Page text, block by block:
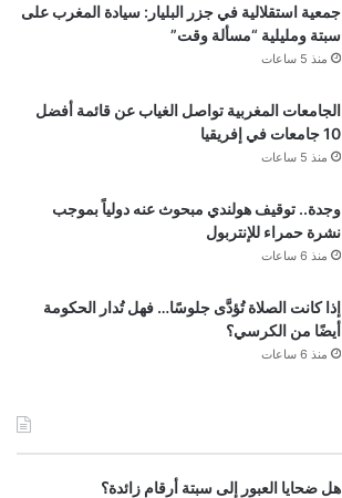
جمعية استقلالية في جزر البليار: سيادة المغرب على
سبتة ومليلية “مسألة وقت”
منذ 5 ساعات
الجامعات المغربية تواصل الغياب عن قائمة أفضل
10 جامعات في إفريقيا
منذ 5 ساعات
وجدة.. توقيف هولندي مبحوث عنه دولياً بموجب
نشرة حمراء للإنتربول
منذ 6 ساعات
إذا كانت الصلاة تُؤدَّى جلوسًا… فهل تُدار الحكومة
أيضًا من الكرسي؟
منذ 6 ساعات
هل ضحايا العبور إلى سبتة أرقام زائدة؟